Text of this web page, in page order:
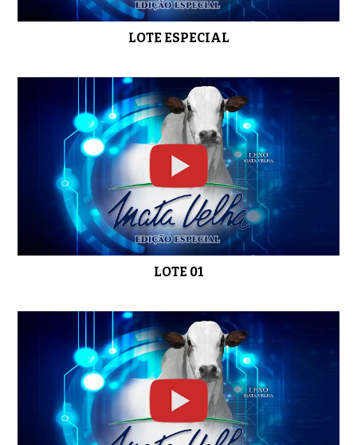
0:33 LOTE 07
0:42 LOTE 08
0:37 LOTE 09
0:44 LOTE 10
LOTE ESPECIAL
LOTE 01